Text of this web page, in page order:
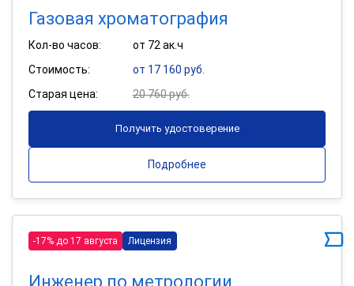
Газовая хроматография
Кол-во часов:
от 72 ак.ч
Стоимость:
от 17 160 руб.
Старая цена:
20 760 руб.
Получить удостоверение
Подробнее
-17% до 17 августа Лицензия
Инженер по метрологии